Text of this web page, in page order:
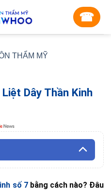
☎︎
THẨM MỸ
Dây Thần Kinh
số 7bằng cách nào? Đâu